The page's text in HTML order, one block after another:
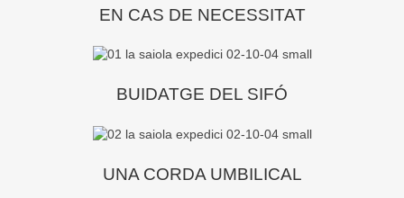
EN CAS DE NECESSITAT
BUIDATGE DEL SIFÓ
UNA CORDA UMBILICAL